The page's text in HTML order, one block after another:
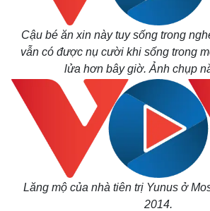
Cậu bé ăn xin này tuy sống trong
vẫn có được nụ cười khi sống trong
lửa hơn bây giờ. Ảnh chụp
Lăng mộ của nhà tiên trị Yunus ở
2014.